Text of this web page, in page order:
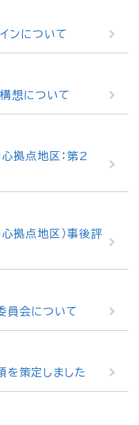
ンについて
想について
拠点地区：第2
拠点地区）事後評
員会について
策定しました